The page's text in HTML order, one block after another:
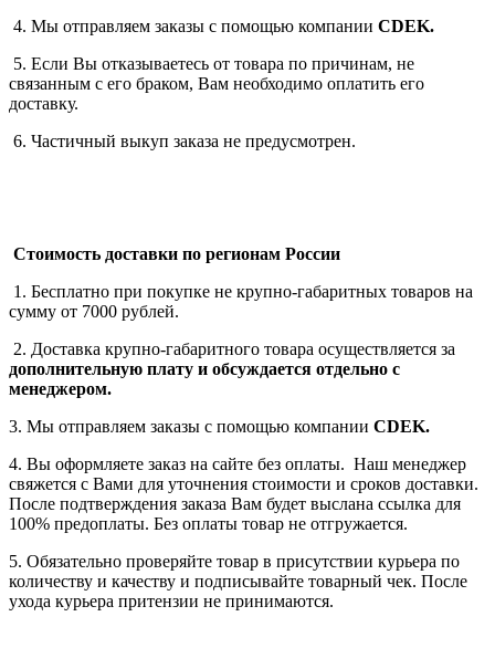
4. Мы отправляем заказы с помощью компании СDEK.
5. Если Вы отказываетесь от товара по причинам, не
связанным с его браком, Вам необходимо оплатить его
доставку.
6. Частичный выкуп заказа не предусмотрен.
Стоимость доставки по регионам России
1. Бесплатно при покупке не крупно-габаритных товаров на
сумму от 7000 рублей.
2. Доставка крупно-габаритного товара осуществляется за
дополнительную плату и обсуждается отдельно с
менеджером.
3. Мы отправляем заказы с помощью компании СDEK.
4. Вы оформляете заказ на сайте без оплаты. Наш менеджер
свяжется с Вами для уточнения стоимости и сроков доставки.
После подтверждения заказа Вам будет выслана ссылка для
100% предоплаты. Без оплаты товар не отгружается.
5. Обязательно проверяйте товар в присутствии курьера по
количеству и качеству и подписывайте товарный чек. После
ухода курьера притензии не принимаются.